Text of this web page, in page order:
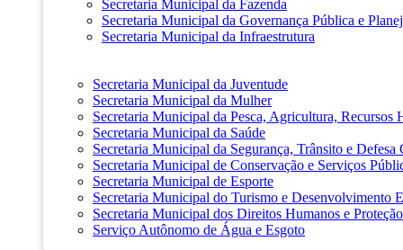
Secretaria Municipal da Fazenda
Secretaria Municipal da Governança Pública e
Secretaria Municipal da Infraestrutura
Secretaria Municipal da Juventude
Secretaria Municipal da Mulher
Secretaria Municipal da Pesca, Agricultura, Recursos
Secretaria Municipal da Saúde
Secretaria Municipal da Segurança, Trânsito e Defesa
Secretaria Municipal de Conservação e Serviços
Secretaria Municipal de Esporte
Secretaria Municipal do Turismo e Desenvolvimento
Secretaria Municipal dos Direitos Humanos e
Serviço Autônomo de Água e Esgoto